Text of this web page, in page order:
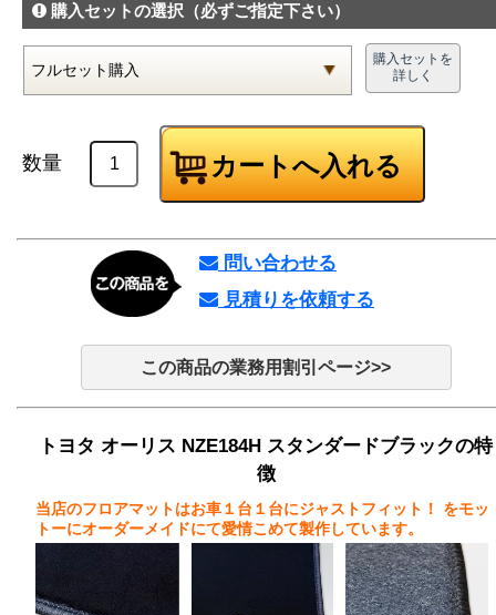
購入セットの選択 （必ずご指定下さい）
購入セットを
詳しく
数量
問い合わせる
見積りを依頼する
この商品の業務用割引ページ>>
トヨタ オーリス NZE184H スタンダードブラックの特
徴
当店のフロアマットはお車１台１台にジャストフィット！
をモッ
トーにオーダーメイドにて愛情こめて製作しています。